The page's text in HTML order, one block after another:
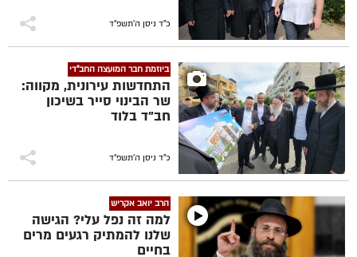
התרבות והספורט
ומעניקיםהסבר על קהילת
חב"ד הענפה והמתפתחת
כ"ד ניסן ה׳תשפ״ד
ביוזמת חבר המועצה החב"די
התחדשות עירונית, מקווה:
שר הבינוי סייר בשיכון
חב"ד בלוד
כ"ד ניסן ה׳תשפ״ד
הרב יואב אקריש
למה זה נפל עלי? הגישה
שלנו להמתיק רגעים מרים
בחיים